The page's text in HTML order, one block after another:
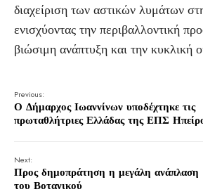
διαχείριση των αστικών λυμάτων
ενισχύοντας την περιβαλλοντική
βιώσιμη ανάπτυξη και την κυκλική
Previous:
Ο Δήμαρχος Ιωαννίνων υποδέχτηκε τις
πρωταθλήτριες Ελλάδας της ΕΠΣ
Next:
Προς δημοπράτηση η μεγάλη ανάπλαση
του Βοτανικού